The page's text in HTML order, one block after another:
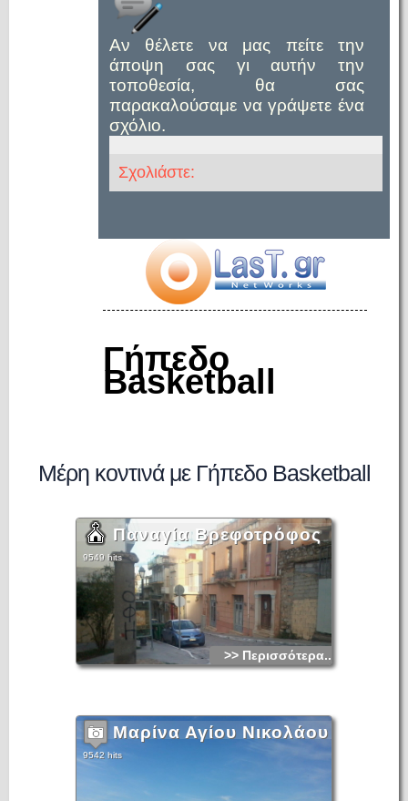
Αν θέλετε να μας πείτε την
άποψη σας γι αυτήν την
τοποθεσία, θα σας
παρακαλούσαμε να γράψετε ένα
σχόλιο.
Σχολιάστε:
Γήπεδο
Basketball
Μέρη κοντινά με Γήπεδο Basketball
Παναγία Βρεφοτρόφος
9549 hits
>> Περισσότερα...
Μαρίνα Αγίου Νικολάου
9542 hits